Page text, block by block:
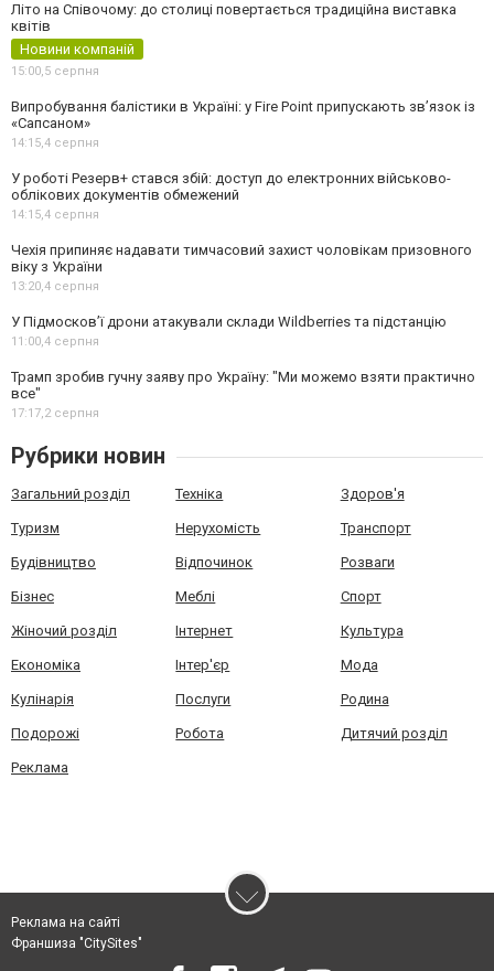
Літо на Співочому: до столиці повертається традиційна виставка
квітів
Новини компаній
15:00,5 серпня
Випробування балістики в Україні: у Fire Point припускають зв’язок із
«Сапсаном»
14:15,4 серпня
У роботі Резерв+ стався збій: доступ до електронних військово-
облікових документів обмежений
14:15,4 серпня
Чехія припиняє надавати тимчасовий захист чоловікам призовного
віку з України
13:20,4 серпня
У Підмосков’ї дрони атакували склади Wildberries та підстанцію
11:00,4 серпня
Трамп зробив гучну заяву про Україну: "Ми можемо взяти практично
все"
17:17,2 серпня
Рубрики новин
Загальний розділ Техніка Здоров'я
Туризм Нерухомість Транспорт
Будівництво Відпочинок Розваги
Бізнес Меблі Спорт
Жіночий розділ Інтернет Культура
Економіка Інтер'єр Мода
Кулінарія Послуги Родина
Подорожі Робота Дитячий розділ
Реклама
Реклама на сайті
Франшиза "CitySites"